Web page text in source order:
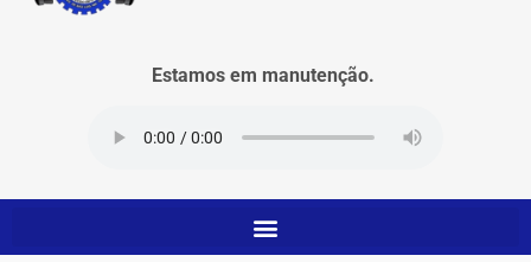
Estamos em manutenção.